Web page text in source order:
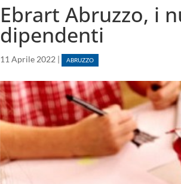
Ebrart Abruzzo, i
dipendenti
11 Aprile 2022 | ABRUZZO